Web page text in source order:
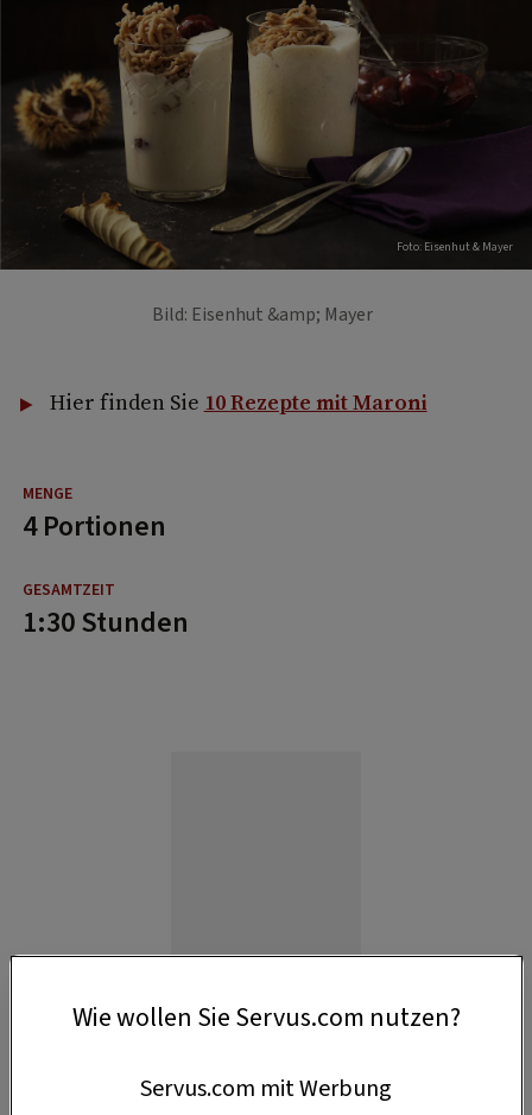
Foto: Eisenhut & Mayer
Bild: Eisenhut &amp; Mayer
Hier finden Sie 10 Rezepte mit Maroni
4 Portionen
1:30 Stunden
Wie wollen Sie Servus.com nutzen?
Servus.com mit Werbung